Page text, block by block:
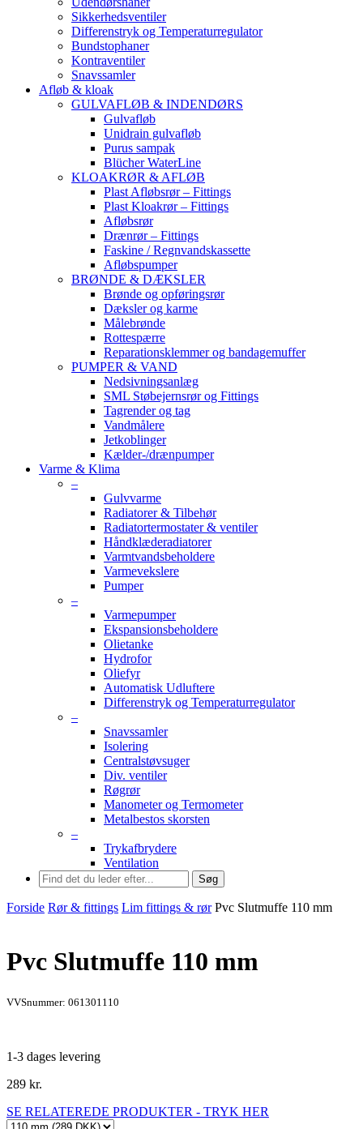
Sikkerhedsventiler
Differenstryk og Temperaturregulator
Bundstophaner
Kontraventiler
Snavssamler
Afløb & kloak
GULVAFLØB & INDENDØRS
Gulvafløb
Unidrain gulvafløb
Purus sampak
Blücher WaterLine
KLOAKRØR & AFLØB
Plast Afløbsrør – Fittings
Plast Kloakrør – Fittings
Afløbsrør
Drænrør – Fittings
Faskine / Regnvandskassette
Afløbspumper
BRØNDE & DÆKSLER
Brønde og opføringsrør
Dæksler og karme
Målebrønde
Rottespærre
Reparationsklemmer og bandagemuffer
PUMPER & VAND
Nedsivningsanlæg
SML Støbejernsrør og Fittings
Tagrender og tag
Vandmålere
Jetkoblinger
Kælder-/drænpumper
Varme & Klima
–
Gulvvarme
Radiatorer & Tilbehør
Radiatortermostater & ventiler
Håndklæderadiatorer
Varmtvandsbeholdere
Varmevekslere
Pumper
–
Varmepumper
Ekspansionsbeholdere
Olietanke
Hydrofor
Oliefyr
Automatisk Udluftere
Differenstryk og Temperaturregulator
–
Snavssamler
Isolering
Centralstøvsuger
Div. ventiler
Røgrør
Manometer og Termometer
Metalbestos skorsten
–
Trykafbrydere
Ventilation
Søg
Forside Rør & fittings Lim fittings & rør Pvc Slutmuffe 110 mm
Pvc Slutmuffe 110 mm
VVSnummer: 061301110
1-3 dages levering
289 kr.
SE RELATEREDE PRODUKTER - TRYK HER